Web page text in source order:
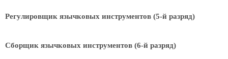
Регулировщик язычковых инструментов (5-й разряд)
Сборщик язычковых инструментов (6-й разряд)